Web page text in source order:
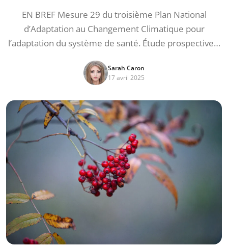
EN BREF Mesure 29 du troisième Plan National
d’Adaptation au Changement Climatique pour
l’adaptation du système de santé. Étude prospective…
Sarah Caron
17 avril 2025